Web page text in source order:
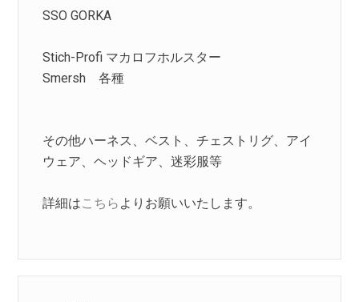
SSO GORKA
Stich-Profi マカロフホルスター
Smersh 各種
その他ハーネス、ベスト、チェストリグ、アイ
ウェア、ヘッドギア、迷彩服等
詳細はこちら よりお願いいたします。